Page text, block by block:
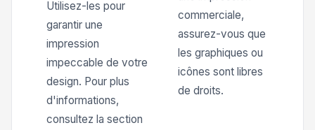
Utilisez-les pour
garantir une
impression
impeccable de votre
design. Pour plus
d'informations,
consultez la section
commerciale,
assurez-vous que
les graphiques ou
icônes sont libres
de droits.